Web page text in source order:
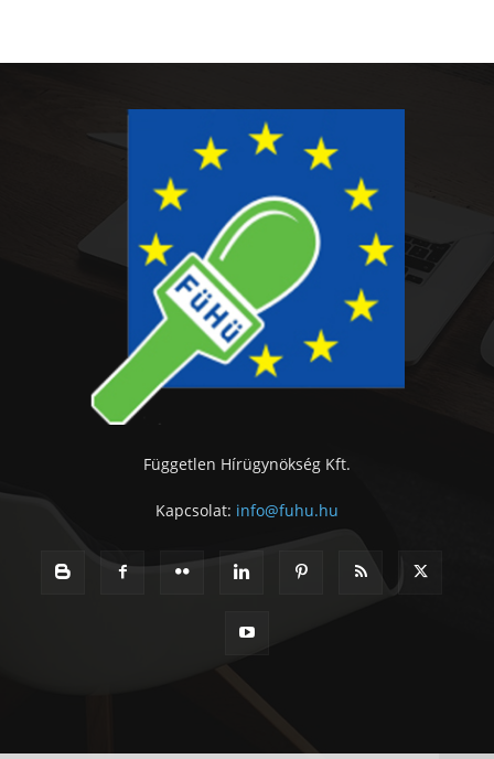
Független Hírügynökség Kft.
Kapcsolat: info@fuhu.hu